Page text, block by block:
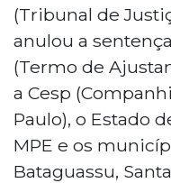
(Tribunal de
anulou a
(Termo de
a Cesp
Paulo), o Estado
MPE e os
Bataguassu,